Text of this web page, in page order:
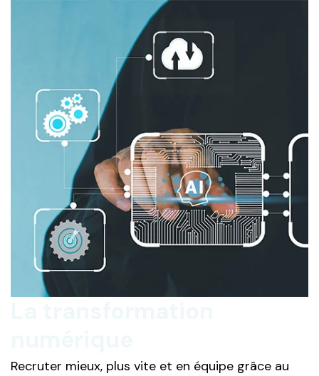
Recruter mieux, plus vite et en équipe grâce au